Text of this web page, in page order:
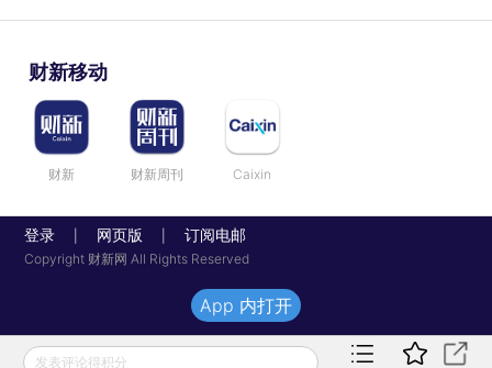
财新移动
财新 财新周刊 Caixin
登录 网页版 订阅电邮
Copyright 财新网 All Rights Reserved
发表评论得积分
App 内打开